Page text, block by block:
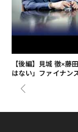
【後編】見城 徹×藤
はない」ファイナン